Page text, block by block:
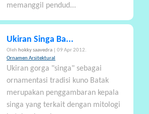
memanggil pendud...
Ukiran Singa Ba...
Oleh hokky saavedra
| 09 Apr 2012.
Ornamen Arsitektural
Ukiran gorga "singa" sebagai
ornamentasi tradisi kuno Batak
merupakan penggambaran kepala
singa yang terkait dengan mitologi